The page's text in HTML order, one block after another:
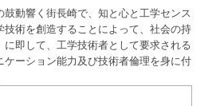
鼓動響く街長崎で、知と心と工学センス
技術を創造することによって、社会の持
に即して、工学技術者として要求される
ケーション能力及び技術者倫理を身に付